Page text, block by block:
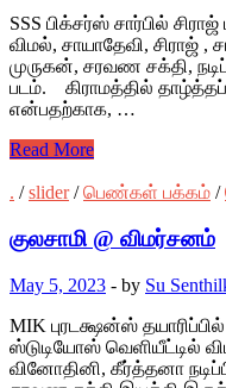
SSS பிக்சர்ஸ் சார்பில்
விமல், சாயாதேவி,
முருகன், சரவண சக்தி,
படம். கிராமத்தில்
என்பதற்காக, …
Read More
. /slider/பெண்கள் பக்கம் /
குலசாமி @ விமர்சனம்
May 5, 2023 - by Su
MIK புரடக்ஷன்ஸ்
ஸ்டுடியோஸ் வெளியீட்டில்
வினோதினி, கீர்த்தனா